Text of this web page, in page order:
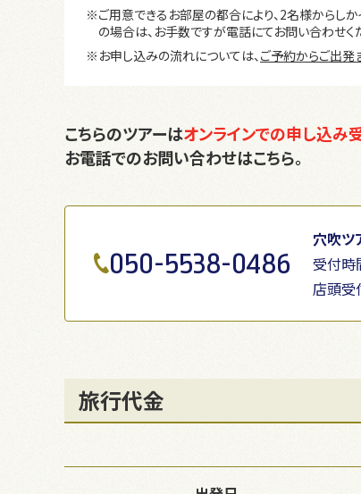
※ご用意できるお部屋の都合により、2名様からし
の場合は、お手数ですが電話にてお問い合わせく
※お申し込みの流れについては、 ご予約からご出発
こちらのツアーはオンラインでの申し込み
お電話でのお問い合わせはこちら。
050-5538-0486
穴吹ツ
受付時
店頭受
旅行代金